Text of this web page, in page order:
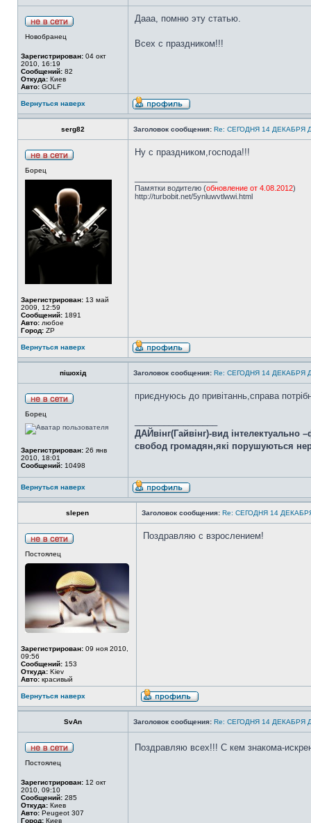
Новобранец
Зарегистрирован: 04 окт
2010, 16:19
Сообщений: 82
Откуда: Киев
Авто: GOLF
Дааа, помню эту статью.
Всех с праздником!!!
Вернуться наверх
serg82 Заголовок сообщения: Re: СЕГОДНЯ 14
Борец
Зарегистрирован: 13 май
2009, 12:59
Сообщений: 1891
Авто: любое
Город: ZP
Ну с праздником,господа!!!
Памятки водителю (обновление от 4.08.2012)
http://turbobit.net/5ynluwvtlwwi.html
Вернуться наверх
пішохід Заголовок сообщения: Re: СЕГОДНЯ 14
Борец
Зарегистрирован: 26 янв
2010, 18:01
Сообщений: 10498
приєднуюсь до привітаннь,справа
ДАЙвінг(Гайвінг)-вид
свобод громадян,які порушуються
Вернуться наверх
slepen Заголовок сообщения: Re: СЕГОДНЯ 14
Постоялец
Зарегистрирован: 09 ноя 2010,
09:56
Сообщений: 153
Откуда: Kiev
Авто: красивый
Поздравляю с взрослением!
Вернуться наверх
SvAn Заголовок сообщения: Re: СЕГОДНЯ 14
Постоялец
Зарегистрирован: 12 окт
2010, 09:10
Сообщений: 285
Откуда: Киев
Авто: Peugeot 307
Город: Киев
Поздравляю всех!!! С кем знакома-